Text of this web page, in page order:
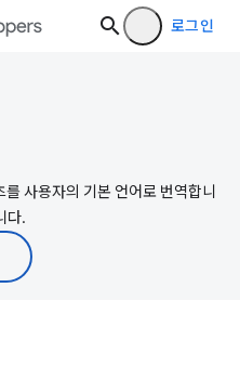
로그인
사용자의 기본 언어로 번역합니
다.